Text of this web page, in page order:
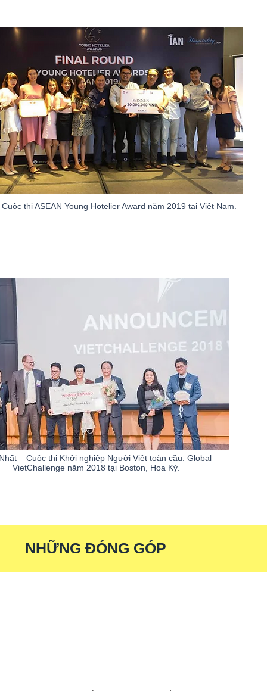
thi ASEAN Young Hotelier Award năm 2019 tại Việt Nam.
– Cuộc thi Khởi nghiệp Người Việt toàn cầu: Global
VietChallenge năm 2018 tại Boston, Hoa Kỳ.
NHỮNG ĐÓNG GÓP